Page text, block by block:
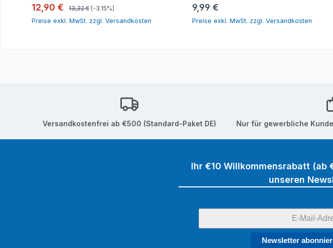
Verkaufspreis:
12,90 € Regulärer Preis:
13,32 € (-3.15%)
Preise exkl. MwSt. zzgl. Versandkosten
Regulärer Preis:
9,99 €
Preise exkl. MwSt. zzgl. Versandkosten
Versandkostenfrei ab €500 (Standard-Paket DE) Nur für gewerbliche
Ihr €10 Willkommensrabatt
unseren
Newsletter